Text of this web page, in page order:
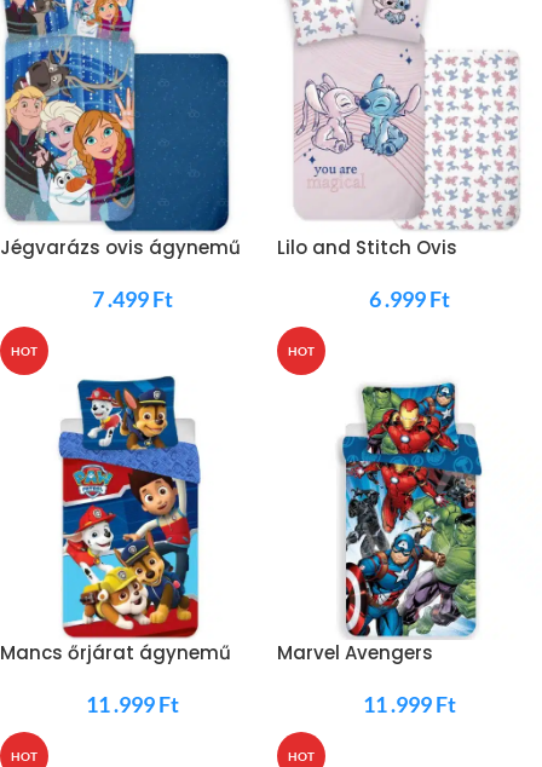
Jégvarázs ovis ágynemű
7 .499Ft
Lilo and Stitch Ovis
6 .999Ft
HOT
Mancs őrjárat ágynemű
11 .999Ft
HOT
Marvel Avengers
11 .999Ft
HOT HOT